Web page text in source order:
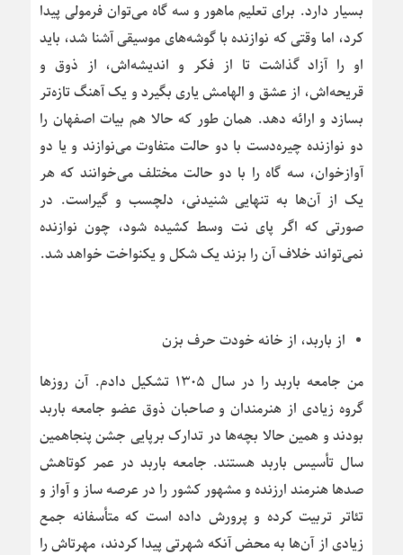
بسیار دارد. برای تعلیم ماهور و سه گاه می‌توان فرمولی پیدا
کرد، اما وقتی که نوازنده با گوشه‌های موسیقی آشنا شد، باید
او را آزاد گذاشت تا از فکر و اندیشه‌اش، از ذوق و
قریحه‌اش، از عشق و الهامش یاری بگیرد و یک آهنگ تازه‌تر
بسازد و ارائه دهد. همان طور که حالا هم بیات اصفهان را
دو نوازنده چیره‌دست با دو حالت متفاوت می‌نوازند و یا دو
آوازخوان، سه گاه را با دو حالت مختلف می‌خوانند که هر
یک از آن‌ها به تنهایی شنیدنی، دلچسب و گیراست. در
صورتی که اگر پای نت وسط کشیده شود، چون نوازنده
نمی‌تواند خلاف آن را بزند یک شکل و یکنواخت خواهد شد.
از باربد، از خانه خودت حرف بزن
من جامعه باربد را در سال ۱۳۰۵ تشکیل دادم. آن روزها
گروه زیادی از هنرمندان و صاحبان ذوق عضو جامعه باربد
بودند و همین حالا بچه‌ها در تدارک برپایی جشن پنجاهمین
سال تأسیس باربد هستند. جامعه باربد در عمر کوتاهش
صدها هنرمند ارزنده و مشهور کشور را در عرصه ساز و آواز و
تئاتر تربیت کرده و پرورش داده است که متأسفانه جمع
زیادی از آن‌ها به محض آنکه شهرتی پیدا کردند، مهرتاش را